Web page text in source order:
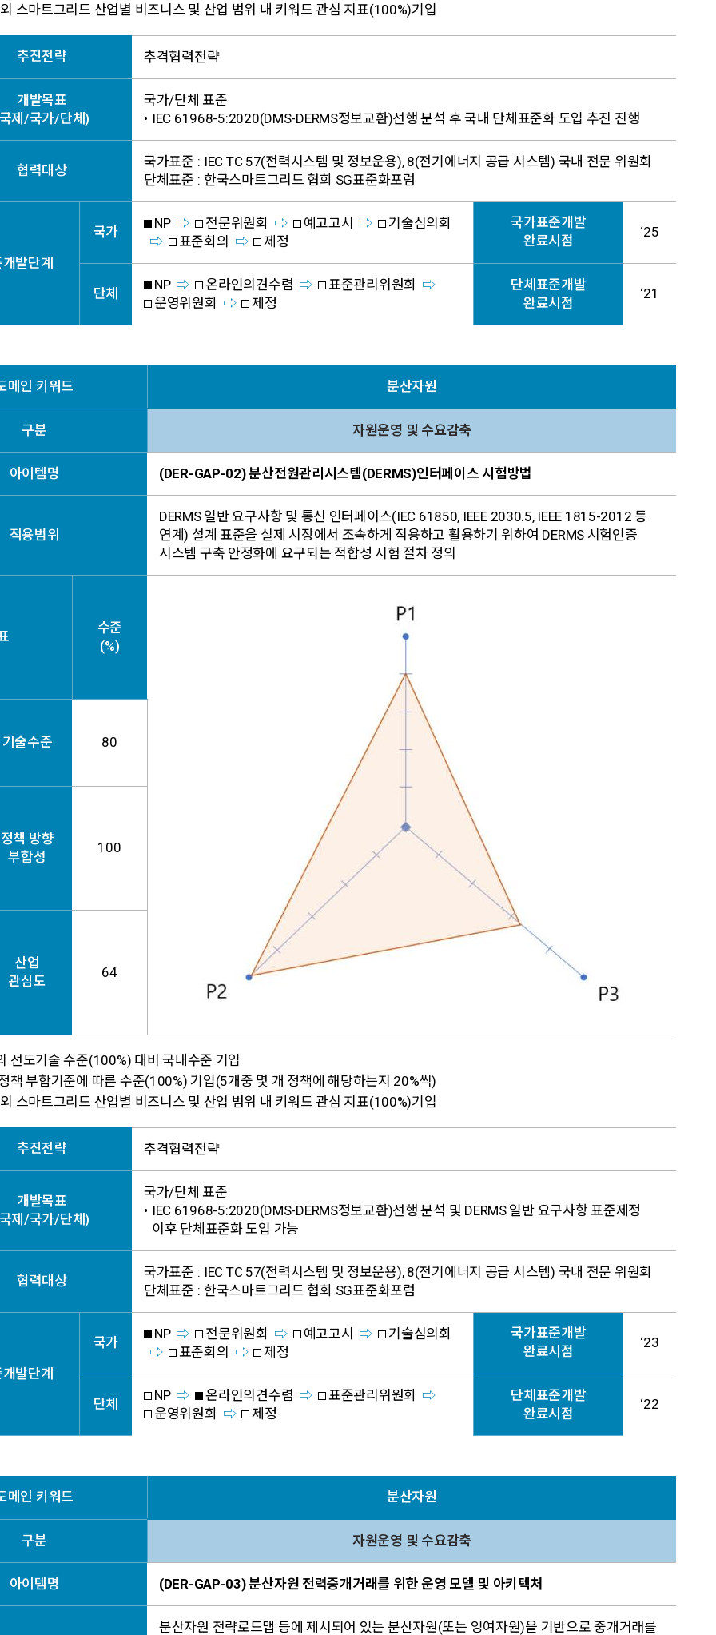
스마트그리드 산업별 비즈니스 및 산업 범위 내 키워드 관심 지표(100%)기입
추진전략 추격협력전략
개발목표
제/국가/단체)
국가/단체 표준
• IEC 61968-5:2020(DMS-DERMS정보교환)선행 분석 후 국내 단체표준화 도입 추진 진행
협력대상
국가표준 : IEC TC 57(전력시스템 및 정보운용), 8(전기에너지 공급 시스템) 국내 전문 위원회
단체표준 : 한국스마트그리드 협회 SG표준화포럼
발단계
국가
NP 전문위원회 예고고시
기술심의회
표준회의
제정
국가표준개발
완료시점
‘25
단체
NP 온라인의견수렴
표준관리위원회
운영위원회
제정
단체표준개발
완료시점
‘21
메인 키워드 분산자원
구분 자원운영 및 수요감축
아이템명 (DER-GAP-02) 분산전원관리시스템(DERMS)인터페이스 시험방법
적용범위
DERMS 일반 요구사항 및 통신 인터페이스(IEC 61850, IEEE 2030.5, IEEE 1815-2012 등
연계) 설계 표준을 실제 시장에서 조속하게 적용하고 활용하기 위하여 DERMS 시험인증
시스템 구축 안정화에 요구되는 적합성 시험 절차 정의
수준
(%)
기술수준 80
정책 방향
부합성
100
산업
관심도
64
선도기술 수준(100%) 대비 국내수준 기입
책 부합기준에 따른 수준(100%) 기입(5개중 몇 개 정책에 해당하는지 20%씩)
스마트그리드 산업별 비즈니스 및 산업 범위 내 키워드 관심 지표(100%)기입
추진전략 추격협력전략
개발목표
제/국가/단체)
국가/단체 표준
• IEC 61968-5:2020(DMS-DERMS정보교환)선행 분석 및 DERMS 일반 요구사항 표준제정
이후 단체표준화 도입 가능
협력대상
국가표준 : IEC TC 57(전력시스템 및 정보운용), 8(전기에너지 공급 시스템) 국내 전문 위원회
단체표준 : 한국스마트그리드 협회 SG표준화포럼
발단계
국가
NP 전문위원회 예고고시
기술심의회
표준회의
제정
국가표준개발
완료시점
‘23
단체
NP 온라인의견수렴
표준관리위원회
운영위원회
제정
단체표준개발
완료시점
‘22
메인 키워드 분산자원
구분 자원운영 및 수요감축
아이템명 (DER-GAP-03) 분산자원 전력중개거래를 위한 운영 모델 및 아키텍처
분산자원 전략로드맵 등에 제시되어 있는 분산자원(또는 잉여자원)을 기반으로 중개거래를